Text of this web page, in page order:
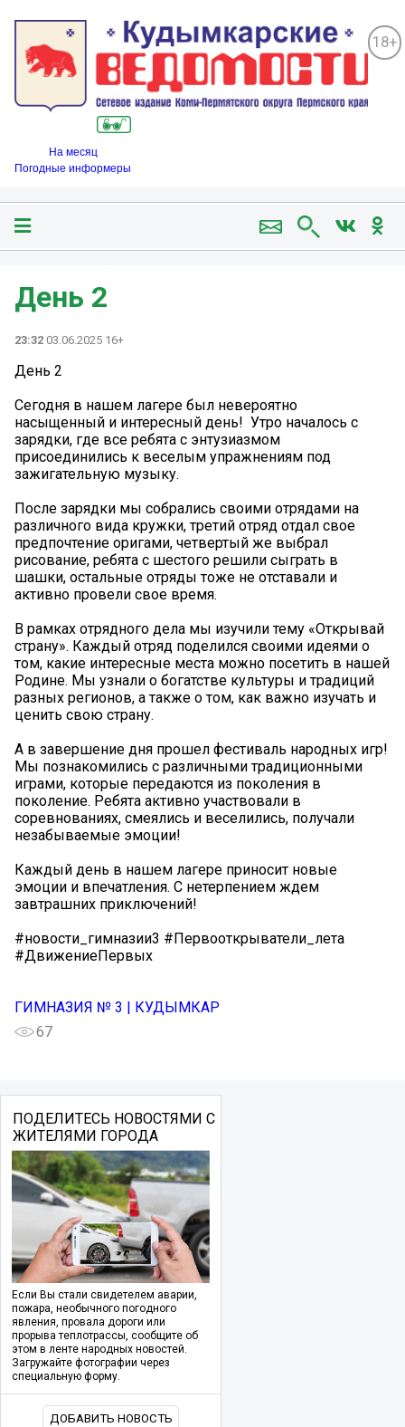
18+
На месяц
Погодные информеры
День 2
23:32 03.06.2025 16+
День 2
Сегодня в нашем лагере был невероятно
насыщенный и интересный день! ️ Утро началось с
зарядки, где все ребята с энтузиазмом
присоединились к веселым упражнениям под
зажигательную музыку.
После зарядки мы собрались своими отрядами на
различного вида кружки, третий отряд отдал свое
предпочтение оригами, четвертый же выбрал
рисование, ребята с шестого решили сыграть в
шашки, остальные отряды тоже не отставали и
активно провели свое время.
В рамках отрядного дела мы изучили тему «Открывай
страну». Каждый отряд поделился своими идеями о
том, какие интересные места можно посетить в нашей
Родине. Мы узнали о богатстве культуры и традиций
разных регионов, а также о том, как важно изучать и
ценить свою страну.
А в завершение дня прошел фестиваль народных игр!
Мы познакомились с различными традиционными
играми, которые передаются из поколения в
поколение. Ребята активно участвовали в
соревнованиях, смеялись и веселились, получали
незабываемые эмоции!
Каждый день в нашем лагере приносит новые
эмоции и впечатления. С нетерпением ждем
завтрашних приключений!
#новости_гимназии3 #Первооткрыватели_лета
#ДвижениеПервых
ГИМНАЗИЯ № 3 | КУДЫМКАР
67
ПОДЕЛИТЕСЬ НОВОСТЯМИ С
ЖИТЕЛЯМИ ГОРОДА
Если Вы стали свидетелем аварии,
пожара, необычного погодного
явления, провала дороги или
прорыва теплотрассы, сообщите об
этом в ленте народных новостей.
Загружайте фотографии через
специальную форму.
ДОБАВИТЬ НОВОСТЬ